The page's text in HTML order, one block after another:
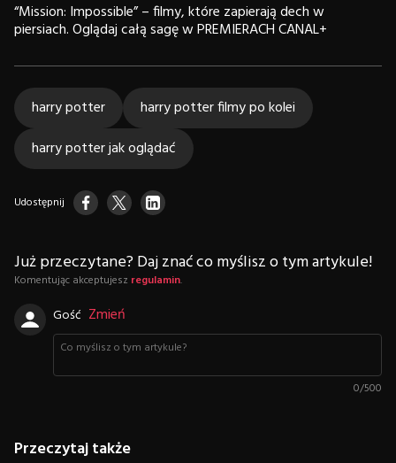
“Mission: Impossible” – filmy, które zapierają dech w
piersiach. Oglądaj całą sagę w PREMIERACH CANAL+
harry potter
harry potter filmy po kolei
harry potter jak oglądać
Udostępnij
Już przeczytane? Daj znać co myślisz o tym artykule!
Komentując akceptujesz regulamin.
Gość Zmień
0/500
Przeczytaj także